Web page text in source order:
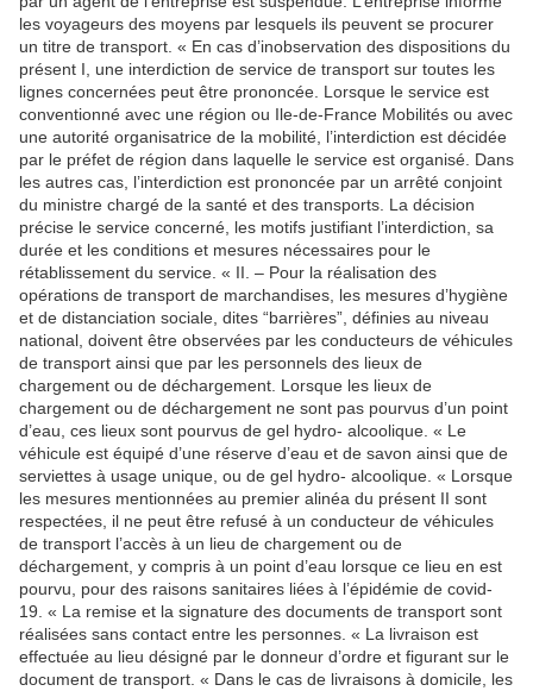
les voyageurs des moyens par lesquels ils peuvent se procurer
un titre de transport. « En cas d’inobservation des dispositions du
présent I, une interdiction de service de transport sur toutes les
lignes concernées peut être prononcée. Lorsque le service est
conventionné avec une région ou Ile-de-France Mobilités ou avec
une autorité organisatrice de la mobilité, l’interdiction est décidée
par le préfet de région dans laquelle le service est organisé. Dans
les autres cas, l’interdiction est prononcée par un arrêté conjoint
du ministre chargé de la santé et des transports. La décision
précise le service concerné, les motifs justifiant l’interdiction, sa
durée et les conditions et mesures nécessaires pour le
rétablissement du service. « II. – Pour la réalisation des
opérations de transport de marchandises, les mesures d’hygiène
et de distanciation sociale, dites “barrières”, définies au niveau
national, doivent être observées par les conducteurs de véhicules
de transport ainsi que par les personnels des lieux de
chargement ou de déchargement. Lorsque les lieux de
chargement ou de déchargement ne sont pas pourvus d’un point
d’eau, ces lieux sont pourvus de gel hydro- alcoolique. « Le
véhicule est équipé d’une réserve d’eau et de savon ainsi que de
serviettes à usage unique, ou de gel hydro- alcoolique. « Lorsque
les mesures mentionnées au premier alinéa du présent II sont
respectées, il ne peut être refusé à un conducteur de véhicules
de transport l’accès à un lieu de chargement ou de
déchargement, y compris à un point d’eau lorsque ce lieu en est
pourvu, pour des raisons sanitaires liées à l’épidémie de covid-
19. « La remise et la signature des documents de transport sont
réalisées sans contact entre les personnes. « La livraison est
effectuée au lieu désigné par le donneur d’ordre et figurant sur le
document de transport. « Dans le cas de livraisons à domicile, les